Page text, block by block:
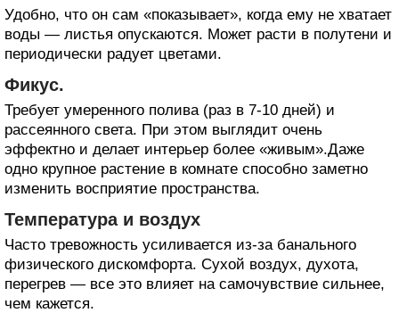
Удобно, что он сам «показывает», когда ему не хватает
воды — листья опускаются. Может расти в полутени и
периодически радует цветами.
Фикус.
Требует умеренного полива (раз в 7-10 дней) и
рассеянного света. При этом выглядит очень
эффектно и делает интерьер более «живым».Даже
одно крупное растение в комнате способно заметно
изменить восприятие пространства.
Температура и воздух
Часто тревожность усиливается из-за банального
физического дискомфорта. Сухой воздух, духота,
перегрев — все это влияет на самочувствие сильнее,
чем кажется.